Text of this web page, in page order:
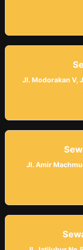
Jl. Modorakan V,
Jl. Amir